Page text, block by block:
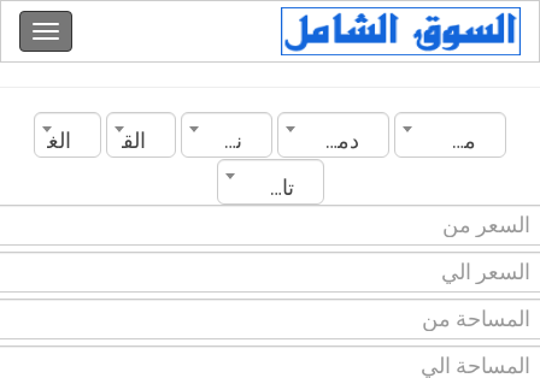
مصر دمياط نوع العقار القسم
الغرف
تاريخ الانشاء